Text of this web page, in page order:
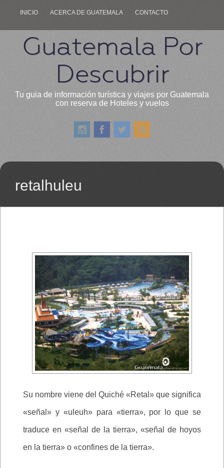
INICIO ACERCA DE GUATEMALA CONTACTO
Guatemala Por
Descubrir
Tu guia de información turística y viajes por Guatemala
con reserva de Hoteles y vuelos
retalhuleu
Su nombre viene del Quiché «Retal» que significa
«señal» y «uleuh» para «tierra», por lo que se
traduce en «señal de la tierra», «señal de hoyos
en la tierra» o «confines de la tierra».